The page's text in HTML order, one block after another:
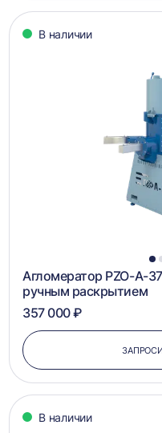
В наличии
1
Агломератор PZO-А-
ручным раскрытием
357 000 ₽
В наличии